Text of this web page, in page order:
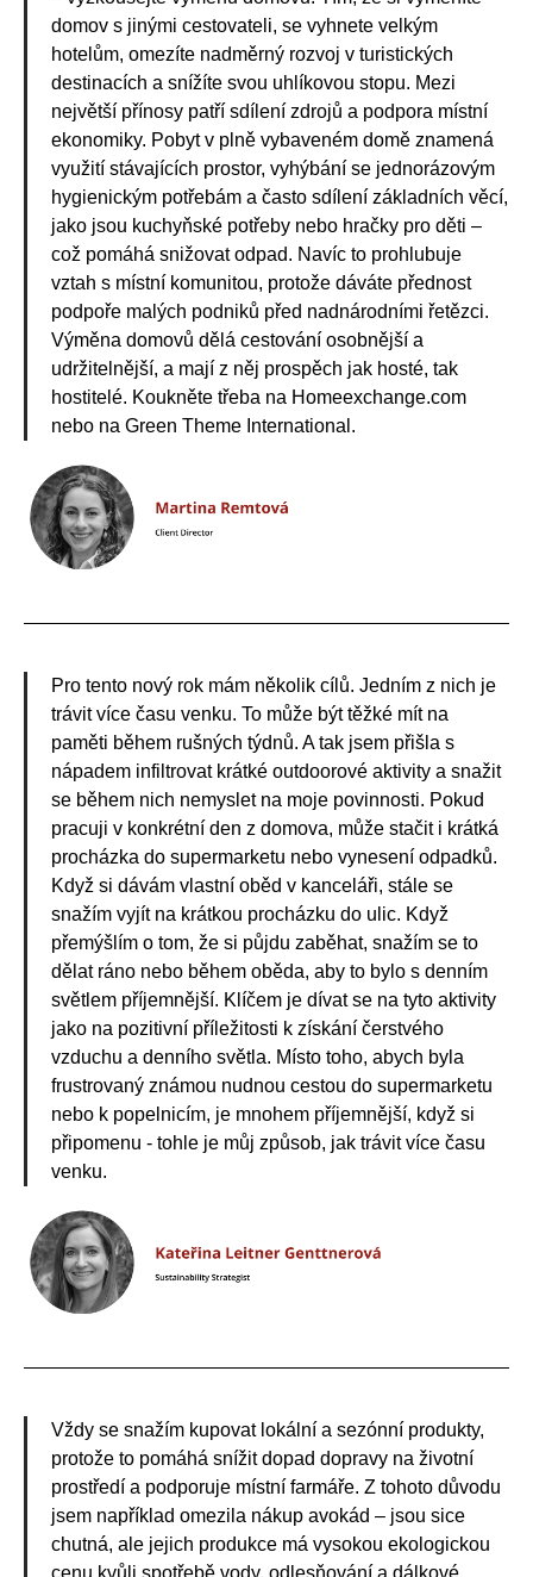
domov s jinými cestovateli, se vyhnete velkým
hotelům, omezíte nadměrný rozvoj v turistických
destinacích a snížíte svou uhlíkovou stopu. Mezi
největší přínosy patří sdílení zdrojů a podpora místní
ekonomiky. Pobyt v plně vybaveném domě znamená
využití stávajících prostor, vyhýbání se jednorázovým
hygienickým potřebám a často sdílení základních věcí,
jako jsou kuchyňské potřeby nebo hračky pro děti –
což pomáhá snižovat odpad. Navíc to prohlubuje
vztah s místní komunitou, protože dáváte přednost
podpoře malých podniků před nadnárodními řetězci.
Výměna domovů dělá cestování osobnější a
udržitelnější, a mají z něj prospěch jak hosté, tak
hostitelé. Koukněte třeba na Homeexchange.com
nebo na Green Theme International.
Pro tento nový rok mám několik cílů. Jedním z nich je
trávit více času venku. To může být těžké mít na
paměti během rušných týdnů. A tak jsem přišla s
nápadem infiltrovat krátké outdoorové aktivity a snažit
se během nich nemyslet na moje povinnosti. Pokud
pracuji v konkrétní den z domova, může stačit i krátká
procházka do supermarketu nebo vynesení odpadků.
Když si dávám vlastní oběd v kanceláři, stále se
snažím vyjít na krátkou procházku do ulic. Když
přemýšlím o tom, že si půjdu zaběhat, snažím se to
dělat ráno nebo během oběda, aby to bylo s denním
světlem příjemnější. Klíčem je dívat se na tyto aktivity
jako na pozitivní příležitosti k získání čerstvého ​​
vzduchu a denního světla. Místo toho, abych byla
frustrovaný známou nudnou cestou do supermarketu
nebo k popelnicím, je mnohem příjemnější, když si
připomenu - tohle je můj způsob, jak trávit více času
venku.
Vždy se snažím kupovat lokální a sezónní produkty,
protože to pomáhá snížit dopad dopravy na životní
prostředí a podporuje místní farmáře. Z tohoto důvodu
jsem například omezila nákup avokád – jsou sice
chutná, ale jejich produkce má vysokou ekologickou